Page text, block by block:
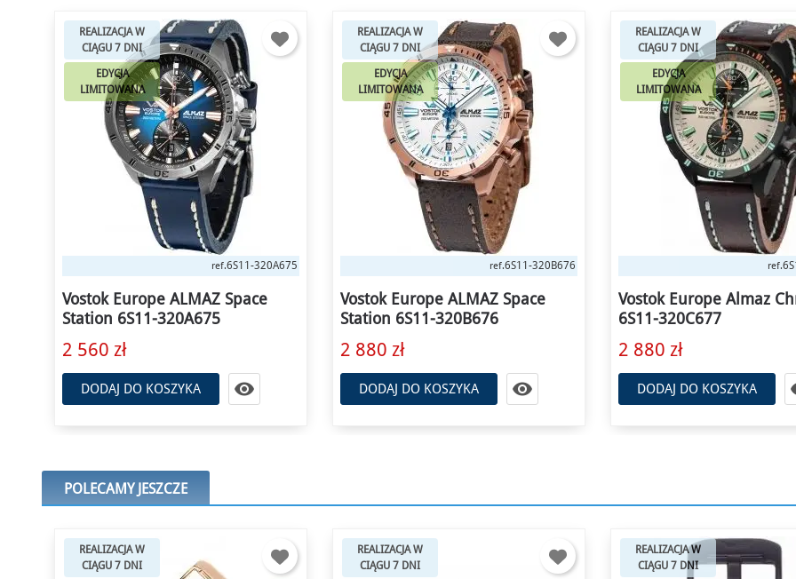
REALIZACJA W
CIĄGU 7 DNI
EDYCJA
LIMITOWANA
ref.6S11-320B676
Vostok Europe ALMAZ Space
Station 6S11-320B676
2 880 zł
DODAJ DO KOSZYKA 
REALIZACJA W
CIĄGU 7 DNI
EDYCJA
LIMITOWANA
ref.6S11-320C677
Vostok Europe Almaz Chrono
6S11-320C677
2 880 zł
DODAJ DO KOSZYKA 
REALIZACJA W
CIĄGU 7 DNI
EDYCJA
LIMITOWANA
ref.
Vostok Europe ALMAZ
Station NH35A-320C680
2 470 zł
DODAJ DO KOSZYKA
POLECAMY JESZCZE
REALIZACJA W
CIĄGU 7 DNI
REALIZACJA W
CIĄGU 7 DNI
REALIZACJA W
CIĄGU 7 DNI